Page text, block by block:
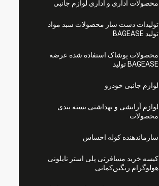
محصولات اداری و اداری لوازم جانبی
تولیدات دست ساز محصولات سبد مواد
تولید BAGEASE
محصولات پوشاک استفاده شده عرضه
BAGEASE تولید
لوازم جانبی خودرو
لوازم آرایشی و بهداشتی بسته بندی
محصولات
سازماندهنده کوله احساس
کیسه خرید مسافرتی پلی استر نایلونی
هولوگرام رنگین‌کمانی